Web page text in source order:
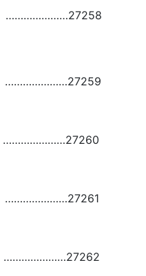
…………………27258
…………………27259
…………………27260
…………………27261
…………………27262